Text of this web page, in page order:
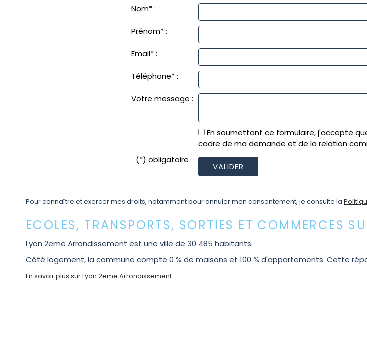
Nom* :
Prénom* :
Email* :
Téléphone* :
Votre message :
En soumettant ce formulaire, j'accepte
cadre de ma demande et de la relation
(*) obligatoire
Pour connaître et exercer mes droits, notamment pour annuler mon consentement, je consulte la
ECOLES, TRANSPORTS, SORTIES ET COMMERCES
Lyon 2eme Arrondissement est une ville de 30 485 habitants.
Côté logement, la commune compte 0 % de maisons et 100 % d'appartements. Cette
En savoir plus sur Lyon 2eme Arrondissement